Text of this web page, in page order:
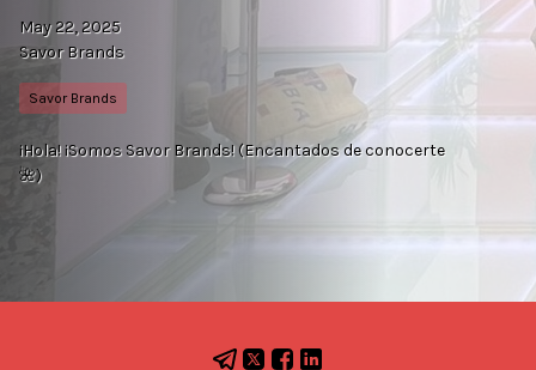
May 22, 2025
Savor Brands
Savor Brands
¡Hola! ¡Somos Savor Brands! (Encantados de conocerte
🌺)